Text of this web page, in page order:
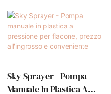
Sky Sprayer - Pompa
Manuale In Plastica A